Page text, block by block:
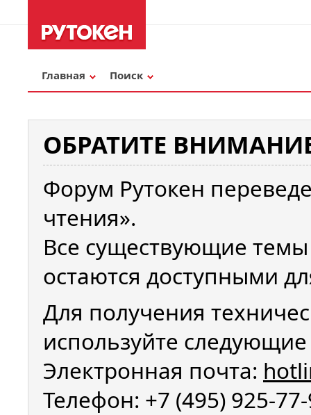
Главная Поиск
ОБРАТИТЕ
Форум Рутокен
чтения».
Все существующие
остаются доступными
Для получения
используйте
Электронная почта:
Телефон: +7 (495) 925-